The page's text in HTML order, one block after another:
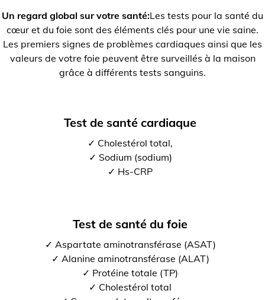
Un regard global sur votre santé:Les tests pour la santé du
cœur et du foie sont des éléments clés pour une vie saine.
Les premiers signes de problèmes cardiaques ainsi que les
valeurs de votre foie peuvent être surveillés à la maison
grâce à différents tests sanguins.
Test de santé cardiaque
✓ Cholestérol total,
✓ Sodium (sodium)
✓ Hs-CRP
Test de santé du foie
✓ Aspartate aminotransférase (ASAT)
✓ Alanine aminotransférase (ALAT)
✓ Protéine totale (TP)
✓ Cholestérol total